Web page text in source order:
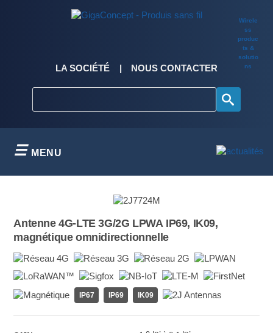
Wirele
ss
produc
ts &
solutio
ns
LA SOCIÉTÉ NOUS CONTACTER
MENU
Antenne 4G-LTE 3G/2G LPWA IP69, IK09,
magnétique omnidirectionnelle
IP67 IP69 IK09